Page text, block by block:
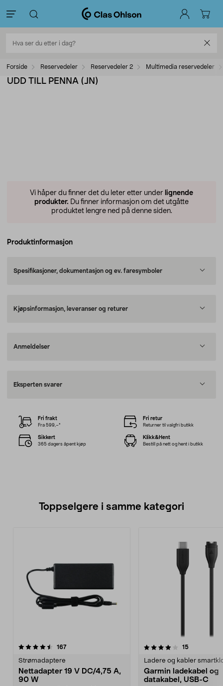
Forside Reservedeler Reservedeler 2 Multimedia reservedeler
UDD TILL PENNA (JN)
Vi håper du finner det du leter etter under lignende
produkter. Du finner informasjon om det utgåtte
produktet lengre ned på denne siden.
Produktinformasjon
Spesifikasjoner, dokumentasjon og ev. faresymboler
Kjøpsinformasjon, leveranser og returer
Anmeldelser
Eksperten svarer
Fri frakt
Fra 599,–*
Fri retur
Returner til valgfri butikk
Sikkert
365 dagers åpent kjøp
Klikk&Hent
Bestill på nett og hent i butikk
Toppselgere i samme kategori
167anmeldelser
Strømadaptere
Nettadapter 19 V DC/4,75 A,
90 W
4.0 av 5 stjerner 15anmeldelser
Ladere og kabler
Garmin ladekabel og
datakabel, USB-C
4.5 av 5 stjerner